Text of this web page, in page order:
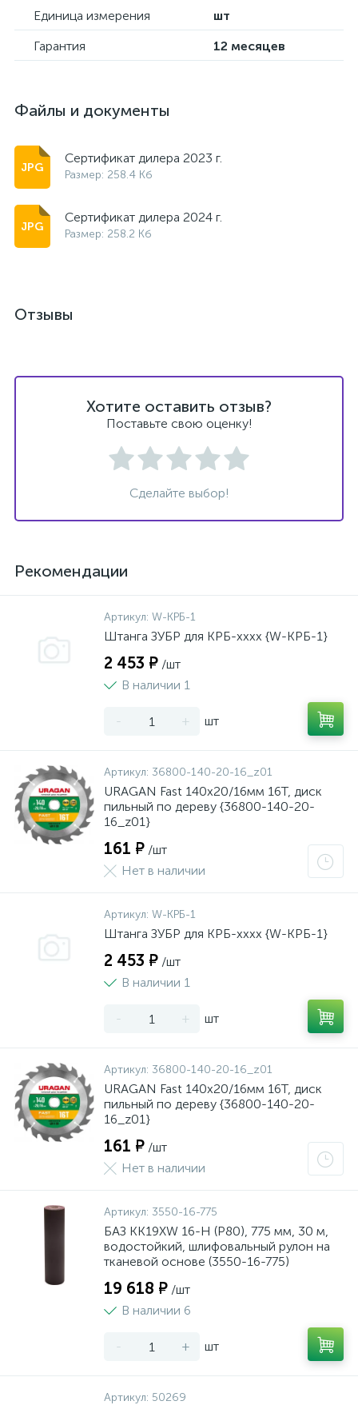
Единица измерения
шт
Гарантия
12 месяцев
Файлы и документы
Сертификат дилера 2023 г.
Размер: 258.4 Кб
Сертификат дилера 2024 г.
Размер: 258.2 Кб
Отзывы
Хотите оставить отзыв?
Поставьте свою оценку!
Сделайте выбор!
Рекомендации
Артикул: W-КРБ-1
Штанга ЗУБР для КРБ-хххх {W-КРБ-1}
2 453 ₽ /шт
В наличии 1
- + шт
Артикул: 36800-140-20-16_z01
URAGAN Fast 140x20/16мм 16Т, диск
пильный по дереву {36800-140-20-
16_z01}
161 ₽ /шт
Нет в наличии
Артикул: W-КРБ-1
Штанга ЗУБР для КРБ-хххх {W-КРБ-1}
2 453 ₽ /шт
В наличии 1
- + шт
Артикул: 36800-140-20-16_z01
URAGAN Fast 140x20/16мм 16Т, диск
пильный по дереву {36800-140-20-
16_z01}
161 ₽ /шт
Нет в наличии
Артикул: 3550-16-775
БАЗ KK19XW 16-H (Р80), 775 мм, 30 м,
водостойкий, шлифовальный рулон на
тканевой основе (3550-16-775)
19 618 ₽ /шт
В наличии 6
- + шт
Артикул: 50269